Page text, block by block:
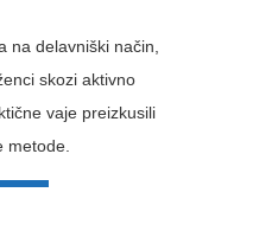
na delavniški način,
skozi aktivno
vaje preizkusili
metode.